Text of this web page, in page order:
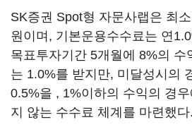
SK증권 Spot형 자문사랩은 최
원이며, 기본운용수수료는 연
목표투자기간 5개월에 8%의 수
는 1.0%를 받지만, 미달성시의
0.5%을 , 1%이하의 수익의 경
지 않는 수수료 체계를 마련했다.